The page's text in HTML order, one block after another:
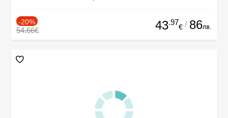
-20%
54.66€ 43.97
€ / 86лв.